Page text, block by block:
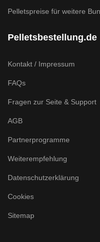
Pelletspreise für weitere
Pelletsbestellung.de
Kontakt / Impressum
FAQs
Fragen zur Seite & Support
AGB
Partnerprogramme
Weiterempfehlung
Datenschutzerklärung
Cookies
Sitemap